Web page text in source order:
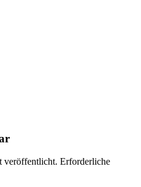
Geschenkideen
veröffentlicht. Erforderliche